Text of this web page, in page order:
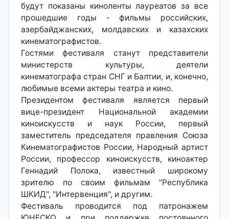
будут показаны киноленты лауреатов за все
прошедшие годы - фильмы российских,
азербайджанских, молдавских и казахских
кинематографистов.
Гостями фестиваля станут представители
министерств культуры, деятели
кинематографа стран СНГ и Балтии, и, конечно,
любимые всеми актеры театра и кино.
Президентом фестиваля является первый
вице-президент Национальной академии
киноискусств и наук России, первый
заместитель председателя правления Союза
Кинематографистов России, Народный артист
России, профессор киноискусств, киноактер
Геннадий Полока, известный широкому
зрителю по своим фильмам "Республика
ШКИД", "Интервенция", и другим.
Фестиваль проводится под патронажем